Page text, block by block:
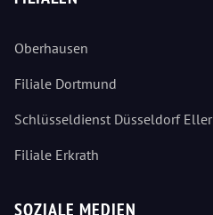
Oberhausen
Filiale Dortmund
Schlüsseldienst Düsseldorf Eller
Filiale Erkrath
SOZIALE MEDIEN